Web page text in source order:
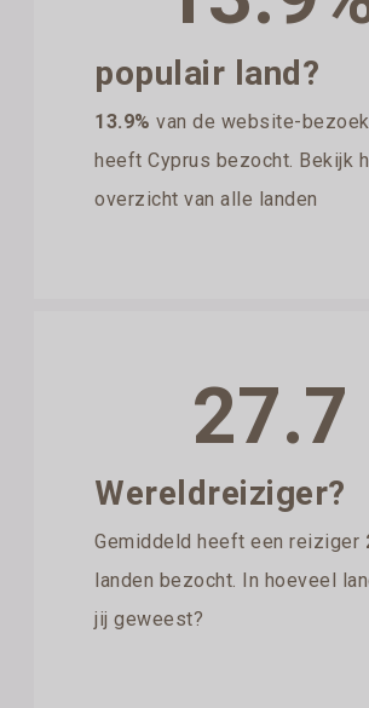
populair land?
13.9% van de website-
heeft Cyprus bezocht. Bekijk
overzicht van alle landen
27.7
Wereldreiziger?
Gemiddeld heeft een reiziger
landen bezocht. In hoeveel
jij geweest?